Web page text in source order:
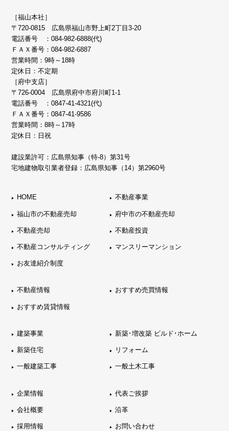
［福山本社］
〒720-0815 広島県福山市野上町2丁目3-20
電話番号 ：084-982-6888(代)
ＦＡＸ番号：084-982-6887
営業時間：9時～18時
定休日：不定期
［府中支店］
〒726-0004 広島県府中市府川町1-1
電話番号 ：0847-41-4321(代)
ＦＡＸ番号：0847-41-9586
営業時間：8時～17時
定休日：日祝
建設業許可：広島県知事（特-8）第31号
宅地建物取引業者登録：広島県知事（14）第2960号
HOME 不動産事業
福山市の不動産売却 府中市の不動産売却
不動産売却 不動産投資
不動産コンサルティング マンスリーマンション
お友達紹介制度
不動産情報 おすすめ売買情報
おすすめ賃貸情報
建築事業 新築･増改築 ビルド･ホーム
新築住宅 リフォーム
一般建築工事 一般土木工事
企業情報 代表ご挨拶
会社概要 沿革
採用情報 お問い合わせ